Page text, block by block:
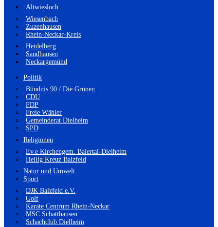
Altwiesloch
Wiesenbach
Zuzenhausen
Rhein-Neckar-Kreis
Heidelberg
Sandhausen
Neckargemünd
Politik
Bündnis 90 / Die Grünen
CDU
FDP
Freie Wähler
Gemeinderat Dielheim
SPD
Religionen
Ev.e Kirchengem. Baiertal-Dielheim
Heilig Kreuz Balzfeld
Natur und Umwelt
Sport
DJK Balzfeld e.V.
Golf
Karate Centrum Rhein-Neckar
MSC Schatthausen
Schachclub Dielheim